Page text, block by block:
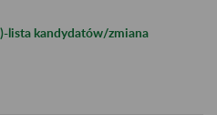
lista kandydatów/zmiana